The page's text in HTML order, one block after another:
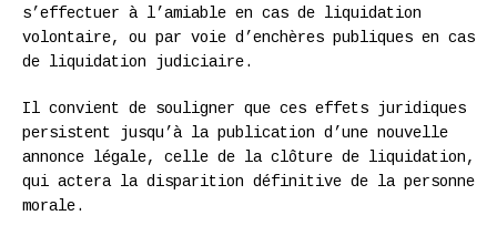
s’effectuer à l’amiable en cas de liquidation
volontaire, ou par voie d’enchères publiques en cas
de liquidation judiciaire.
Il convient de souligner que ces effets juridiques
persistent jusqu’à la publication d’une nouvelle
annonce légale, celle de la clôture de liquidation,
qui actera la disparition définitive de la personne
morale.